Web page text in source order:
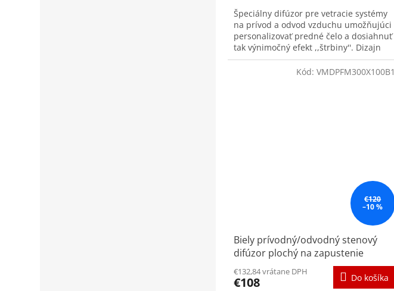
Špeciálny difúzor pre vetracie systémy
na prívod a odvod vzduchu umožňujúci
personalizovať predné čelo a dosiahnuť
tak výnimočný efekt ,,štrbiny''. Dizajn
interiéru tak ostane...
€120
–10 %
Biely prívodný/odvodný stenový
difúzor plochý na zapustenie
300x100
€132,84 vrátane DPH
€108 Do košíka
Kód: VMDPFM300X100B1